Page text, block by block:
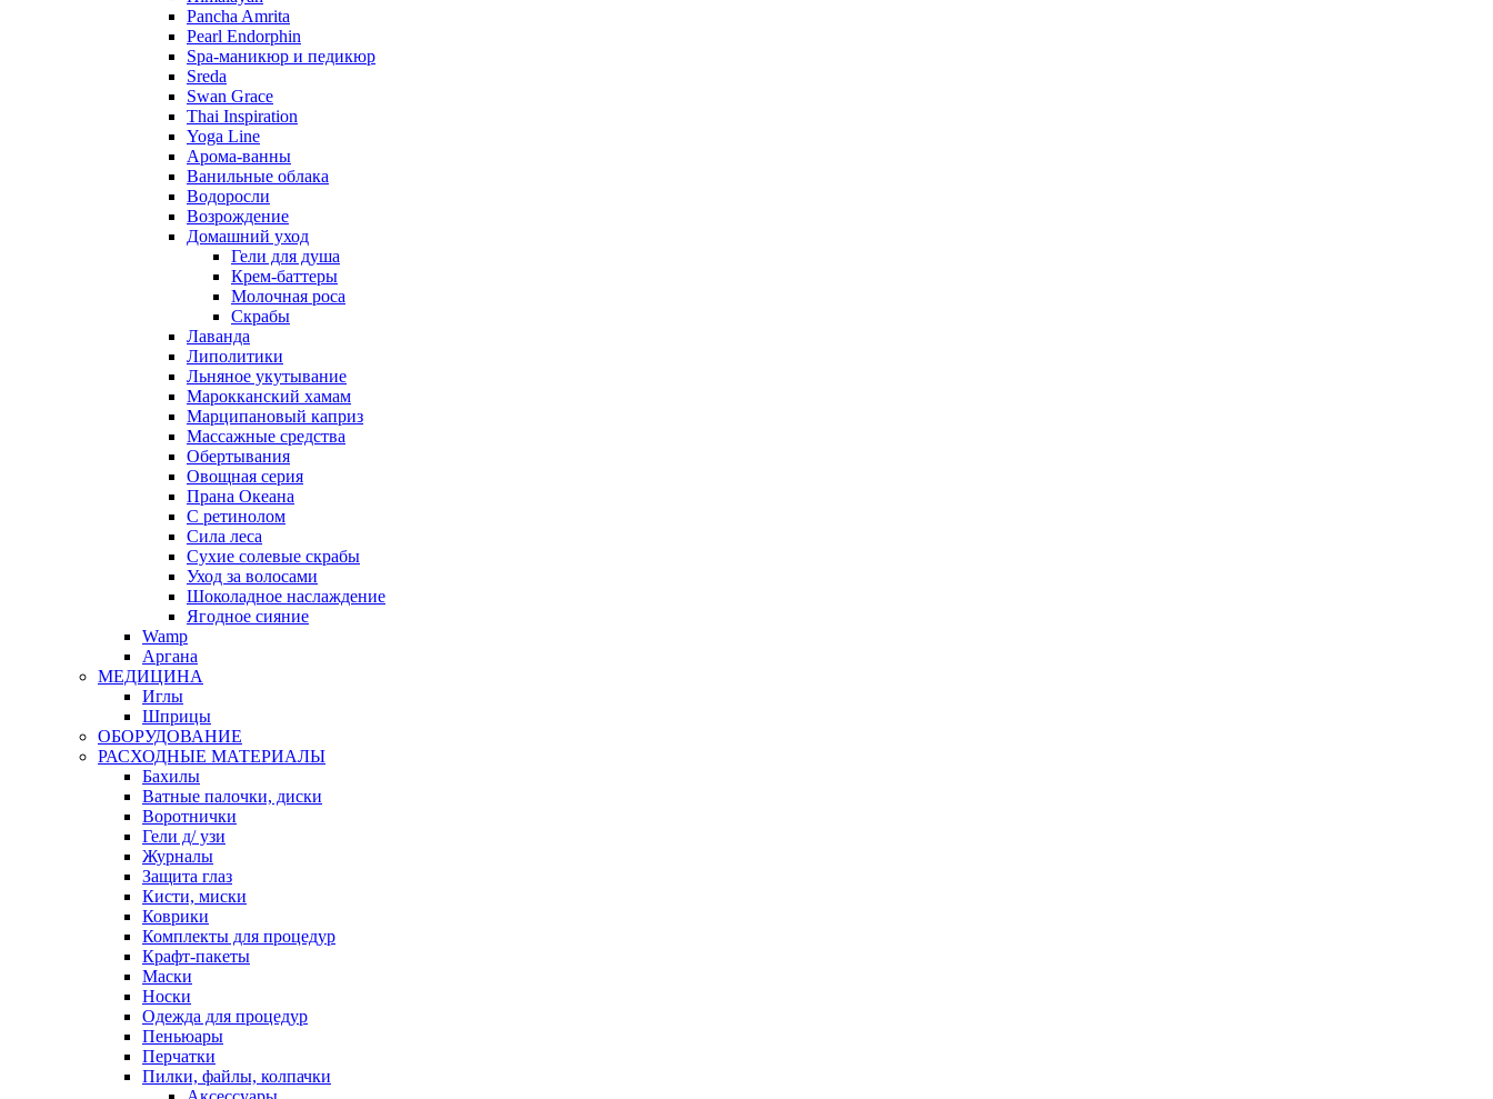
Pancha Amrita
Pearl Endorphin
Spa-маникюр и педикюр
Sreda
Swan Grace
Thai Inspiration
Yoga Line
Арома-ванны
Ванильные облака
Водоросли
Возрождение
Домашний уход
Гели для душа
Крем-баттеры
Молочная роса
Скрабы
Лаванда
Липолитики
Льняное укутывание
Марокканский хамам
Марципановый каприз
Массажные средства
Обертывания
Овощная серия
Прана Океана
С ретинолом
Сила леса
Сухие солевые скрабы
Уход за волосами
Шоколадное наслаждение
Ягодное сияние
Wamp
Аргана
МЕДИЦИНА
Иглы
Шприцы
ОБОРУДОВАНИЕ
РАСХОДНЫЕ МАТЕРИАЛЫ
Бахилы
Ватные палочки, диски
Воротнички
Гели д/ узи
Журналы
Защита глаз
Кисти, миски
Коврики
Комплекты для процедур
Крафт-пакеты
Маски
Носки
Одежда для процедур
Пеньюары
Перчатки
Пилки, файлы, колпачки